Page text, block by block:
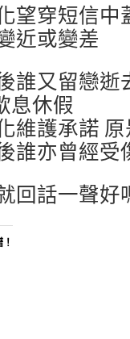
望穿短信中
近或變差
誰又留戀逝
息休假
維護承諾
誰亦曾經受
回話一聲好